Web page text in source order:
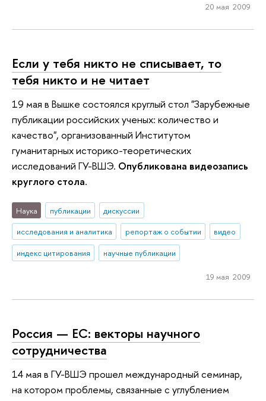
20 мая 2009
Если у тебя никто не списывает, то
тебя никто и не читает
19 мая в Вышке состоялся круглый стол "Зарубежные
публикации российских ученых: количество и
качество", организованный Институтом
гуманитарных историко-теоретических
исследований ГУ-ВШЭ. Опубликована видеозапись
круглого стола.
Наука публикации
дискуссии
исследования и аналитика
репортаж о событии
видео
индекс цитирования
научные публикации
19 мая 2009
Россия — ЕС: векторы научного
сотрудничества
14 мая в ГУ-ВШЭ прошел международный семинар,
на котором проблемы, связанные с углублением